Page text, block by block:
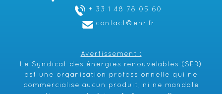
+ 33 1 48 78 05 60
contact@enr.fr
Avertissement :
Le Syndicat des énergies renouvelables (SER)
est une organisation professionnelle qui ne
commercialise aucun produit, ni ne mandate